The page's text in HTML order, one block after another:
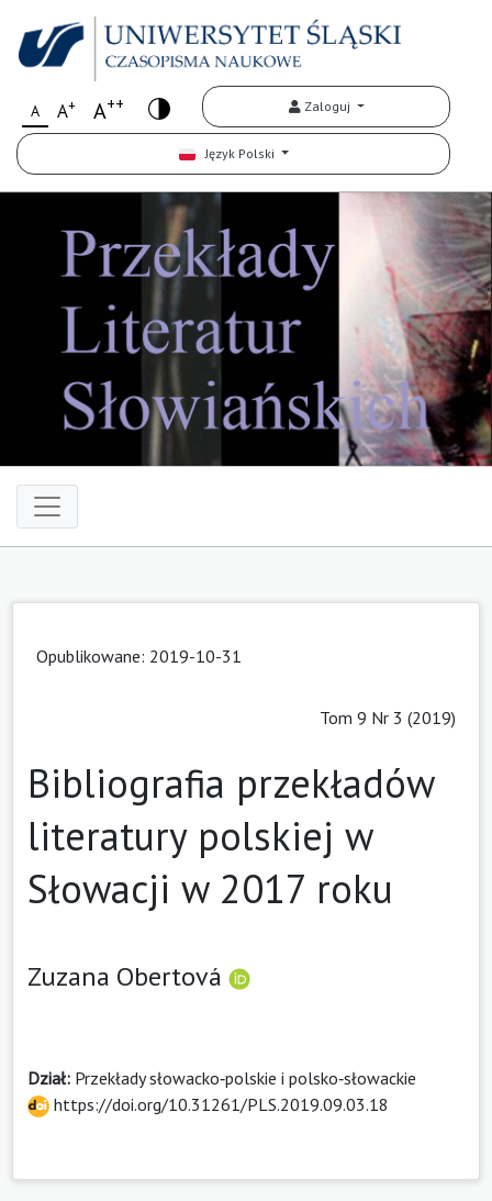
A A+ A++ Zaloguj
Język Polski
Opublikowane: 2019-10-31
Tom 9 Nr 3 (2019)
Bibliografia przekładów
literatury polskiej w
Słowacji w 2017 roku
Zuzana Obertová
Dział: Przekłady słowacko‑polskie i polsko‑słowackie
https://doi.org/10.31261/PLS.2019.09.03.18